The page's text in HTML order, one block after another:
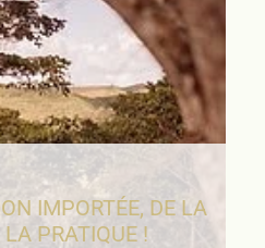
IMPORTÉE, DE LA
PRATIQUE !